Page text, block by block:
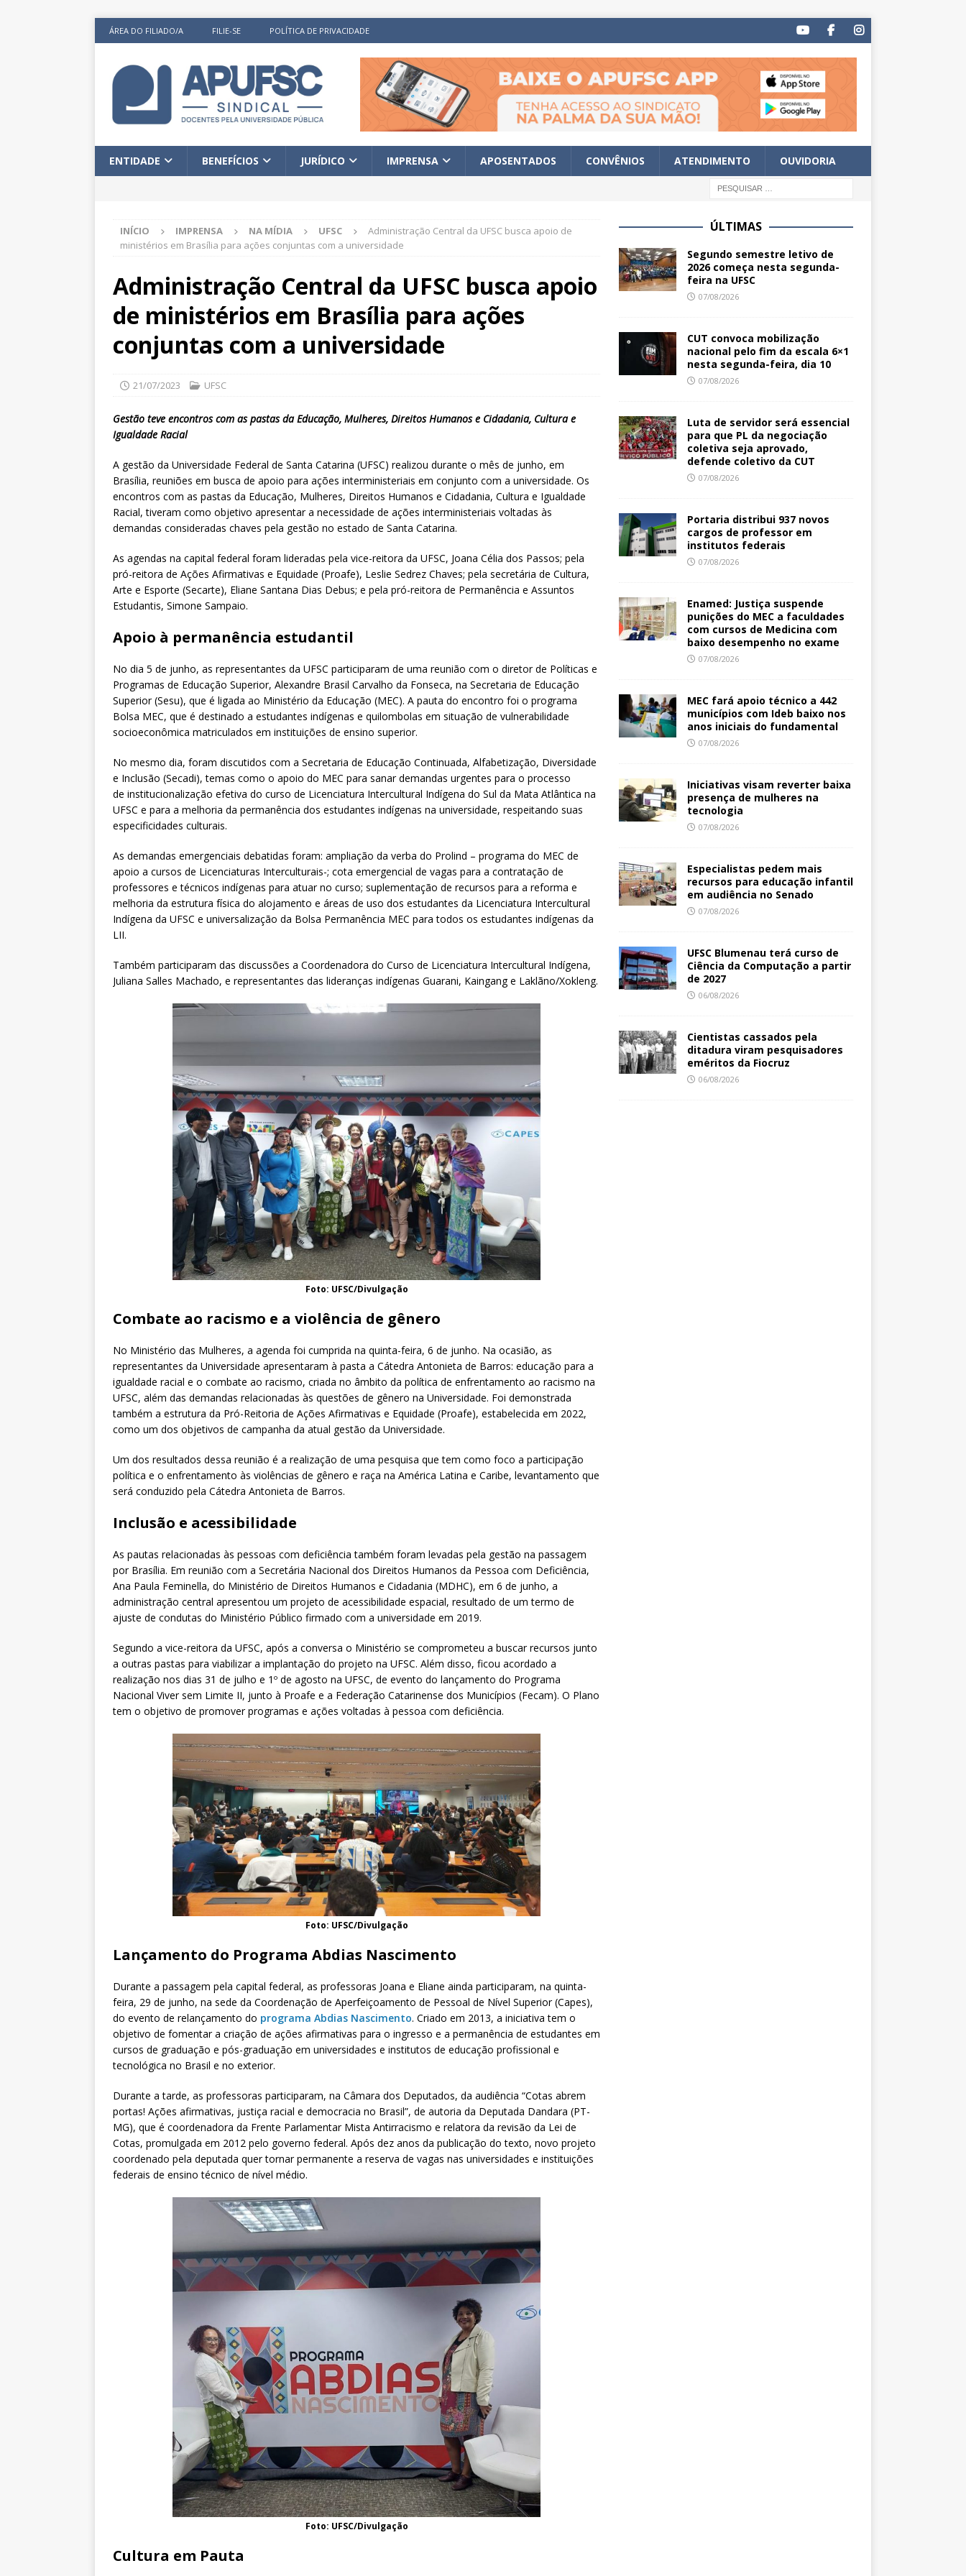
ÁREA DO FILIADO/A FILIE-SE POLÍTICA DE PRIVACIDADE
ENTIDADE BENEFÍCIOS JURÍDICO IMPRENSA APOSENTADOS CONVÊNIOS ATENDIMENTO OUVIDORIA
INÍCIO IMPRENSA NA MÍDIA UFSC
Administração Central da UFSC busca apoio de
ministérios em Brasília para ações conjuntas com a universidade
Administração Central da UFSC busca apoio
de ministérios em Brasília para ações
conjuntas com a universidade
21/07/2023 UFSC
Gestão teve encontros com as pastas da Educação, Mulheres, Direitos Humanos e Cidadania, Cultura e
Igualdade Racial
A gestão da Universidade Federal de Santa Catarina (UFSC) realizou durante o mês de junho, em
Brasília, reuniões em busca de apoio para ações interministeriais em conjunto com a universidade. Os
encontros com as pastas da Educação, Mulheres, Direitos Humanos e Cidadania, Cultura e Igualdade
Racial, tiveram como objetivo apresentar a necessidade de ações interministeriais voltadas às
demandas consideradas chaves pela gestão no estado de Santa Catarina.
As agendas na capital federal foram lideradas pela vice-reitora da UFSC, Joana Célia dos Passos; pela
pró-reitora de Ações Afirmativas e Equidade (Proafe), Leslie Sedrez Chaves; pela secretária de Cultura,
Arte e Esporte (Secarte), Eliane Santana Dias Debus; e pela pró-reitora de Permanência e Assuntos
Estudantis, Simone Sampaio.
Apoio à permanência estudantil
No dia 5 de junho, as representantes da UFSC participaram de uma reunião com o diretor de Políticas e
Programas de Educação Superior, Alexandre Brasil Carvalho da Fonseca, na Secretaria de Educação
Superior (Sesu), que é ligada ao Ministério da Educação (MEC). A pauta do encontro foi o programa
Bolsa MEC, que é destinado a estudantes indígenas e quilombolas em situação de vulnerabilidade
socioeconômica matriculados em instituições de ensino superior.
No mesmo dia, foram discutidos com a Secretaria de Educação Continuada, Alfabetização, Diversidade
e Inclusão (Secadi), temas como o apoio do MEC para sanar demandas urgentes para o processo
de institucionalização efetiva do curso de Licenciatura Intercultural Indígena do Sul da Mata Atlântica na
UFSC e para a melhoria da permanência dos estudantes indígenas na universidade, respeitando suas
especificidades culturais.
As demandas emergenciais debatidas foram: ampliação da verba do Prolind – programa do MEC de
apoio a cursos de Licenciaturas Interculturais-; cota emergencial de vagas para a contratação de
professores e técnicos indígenas para atuar no curso; suplementação de recursos para a reforma e
melhoria da estrutura física do alojamento e áreas de uso dos estudantes da Licenciatura Intercultural
Indígena da UFSC e universalização da Bolsa Permanência MEC para todos os estudantes indígenas da
LII.
Também participaram das discussões a Coordenadora do Curso de Licenciatura Intercultural Indígena,
Juliana Salles Machado, e representantes das lideranças indígenas Guarani, Kaingang e Laklãno/Xokleng.
Foto: UFSC/Divulgação
Combate ao racismo e a violência de gênero
No Ministério das Mulheres, a agenda foi cumprida na quinta-feira, 6 de junho. Na ocasião, as
representantes da Universidade apresentaram à pasta a Cátedra Antonieta de Barros: educação para a
igualdade racial e o combate ao racismo, criada no âmbito da política de enfrentamento ao racismo na
UFSC, além das demandas relacionadas às questões de gênero na Universidade. Foi demonstrada
também a estrutura da Pró-Reitoria de Ações Afirmativas e Equidade (Proafe), estabelecida em 2022,
como um dos objetivos de campanha da atual gestão da Universidade.
Um dos resultados dessa reunião é a realização de uma pesquisa que tem como foco a participação
política e o enfrentamento às violências de gênero e raça na América Latina e Caribe, levantamento que
será conduzido pela Cátedra Antonieta de Barros.
Inclusão e acessibilidade
As pautas relacionadas às pessoas com deficiência também foram levadas pela gestão na passagem
por Brasília. Em reunião com a Secretária Nacional dos Direitos Humanos da Pessoa com Deficiência,
Ana Paula Feminella, do Ministério de Direitos Humanos e Cidadania (MDHC), em 6 de junho, a
administração central apresentou um projeto de acessibilidade espacial, resultado de um termo de
ajuste de condutas do Ministério Público firmado com a universidade em 2019.
Segundo a vice-reitora da UFSC, após a conversa o Ministério se comprometeu a buscar recursos junto
a outras pastas para viabilizar a implantação do projeto na UFSC. Além disso, ficou acordado a
realização nos dias 31 de julho e 1º de agosto na UFSC, de evento do lançamento do Programa
Nacional Viver sem Limite II, junto à Proafe e a Federação Catarinense dos Municípios (Fecam). O Plano
tem o objetivo de promover programas e ações voltadas à pessoa com deficiência.
Foto: UFSC/Divulgação
Lançamento do Programa Abdias Nascimento
Durante a passagem pela capital federal, as professoras Joana e Eliane ainda participaram, na quinta-
feira, 29 de junho, na sede da Coordenação de Aperfeiçoamento de Pessoal de Nível Superior (Capes),
do evento de relançamento do programa Abdias Nascimento. Criado em 2013, a iniciativa tem o
objetivo de fomentar a criação de ações afirmativas para o ingresso e a permanência de estudantes em
cursos de graduação e pós-graduação em universidades e institutos de educação profissional e
tecnológica no Brasil e no exterior.
Durante a tarde, as professoras participaram, na Câmara dos Deputados, da audiência “Cotas abrem
portas! Ações afirmativas, justiça racial e democracia no Brasil”, de autoria da Deputada Dandara (PT-
MG), que é coordenadora da Frente Parlamentar Mista Antirracismo e relatora da revisão da Lei de
Cotas, promulgada em 2012 pelo governo federal. Após dez anos da publicação do texto, novo projeto
coordenado pela deputada quer tornar permanente a reserva de vagas nas universidades e instituições
federais de ensino técnico de nível médio.
Foto: UFSC/Divulgação
Cultura em Pauta
ÚLTIMAS
Segundo semestre letivo de
2026 começa nesta segunda-
feira na UFSC
07/08/2026
CUT convoca mobilização
nacional pelo fim da escala 6×1
nesta segunda-feira, dia 10
07/08/2026
Luta de servidor será essencial
para que PL da negociação
coletiva seja aprovado,
defende coletivo da CUT
07/08/2026
Portaria distribui 937 novos
cargos de professor em
institutos federais
07/08/2026
Enamed: Justiça suspende
punições do MEC a faculdades
com cursos de Medicina com
baixo desempenho no exame
07/08/2026
MEC fará apoio técnico a 442
municípios com Ideb baixo nos
anos iniciais do fundamental
07/08/2026
Iniciativas visam reverter baixa
presença de mulheres na
tecnologia
07/08/2026
Especialistas pedem mais
recursos para educação infantil
em audiência no Senado
07/08/2026
UFSC Blumenau terá curso de
Ciência da Computação a partir
de 2027
06/08/2026
Cientistas cassados pela
ditadura viram pesquisadores
eméritos da Fiocruz
06/08/2026